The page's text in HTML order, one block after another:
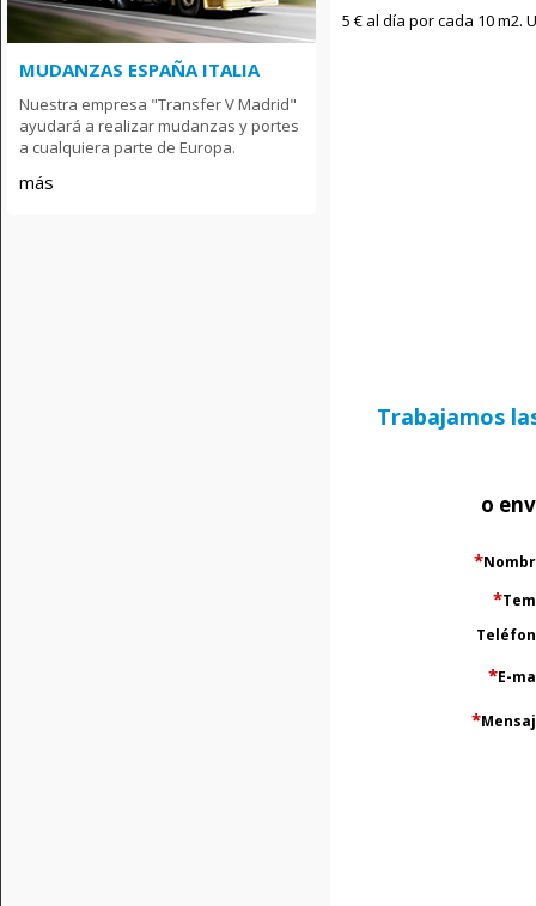
MUDANZAS ESPAÑA ITALIA
Nuestra empresa "Transfer V Madrid"
ayudará a realizar mudanzas y portes
a cualquiera parte de Europa.
más
5 € al día por cada 10 m2.
Trabajamos
o
*
*
*E-
*